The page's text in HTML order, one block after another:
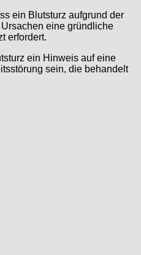
ein Blutsturz aufgrund der
eine gründliche
erfordert.
ein Hinweis auf eine
sein, die behandelt